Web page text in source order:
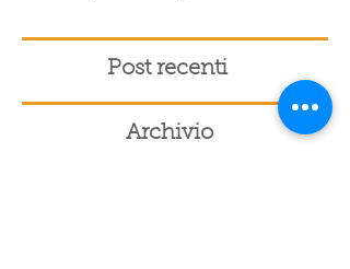
Post recenti
Archivio